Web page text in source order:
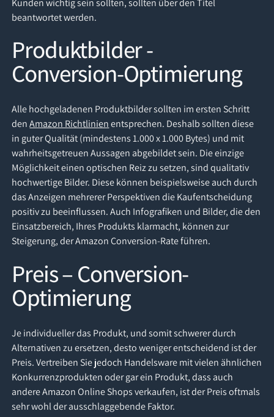
beantwortet werden.
Produktbilder -
Conversion-Optimierung
Alle hochgeladenen Produktbilder sollten im ersten Schritt
denAmazon Richtlinienentsprechen. Deshalb sollten diese
in guter Qualität (mindestens 1.000 x 1.000 Bytes) und mit
wahrheitsgetreuen Aussagen abgebildet sein. Die einzige
Möglichkeit einen optischen Reiz zu setzen, sind qualitativ
hochwertige Bilder. Diese können beispielsweise auch durch
das Anzeigen mehrerer Perspektiven die Kaufentscheidung
positiv zu beeinflussen. Auch Infografiken und Bilder, die den
Einsatzbereich, Ihres Produkts klarmacht, können zur
Steigerung, der Amazon Conversion-Rate führen.
Preis – Conversion-
Optimierung
Je individueller das Produkt, und somit schwerer durch
Alternativen zu ersetzen, desto weniger entscheidend ist der
Preis. Vertreiben Sie jedoch Handelsware mit vielen ähnlichen
Konkurrenzprodukten oder gar ein Produkt, dass auch
andere Amazon Online Shops verkaufen, ist der Preis oftmals
sehr wohl der ausschlaggebende Faktor.